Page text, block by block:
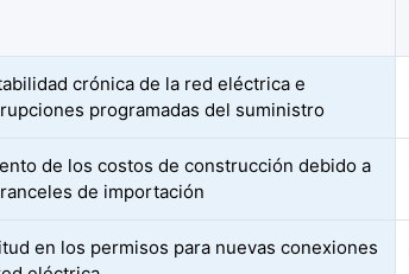
crónica de la red eléctrica e
programadas del suministro
de los costos de construcción debido a
de importación
en los permisos para nuevas conexiones